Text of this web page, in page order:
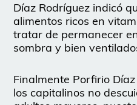
Díaz Rodríguez indicó
alimentos ricos en
tratar de permanecer
sombra y bien
Finalmente Porfirio
los capitalinos no